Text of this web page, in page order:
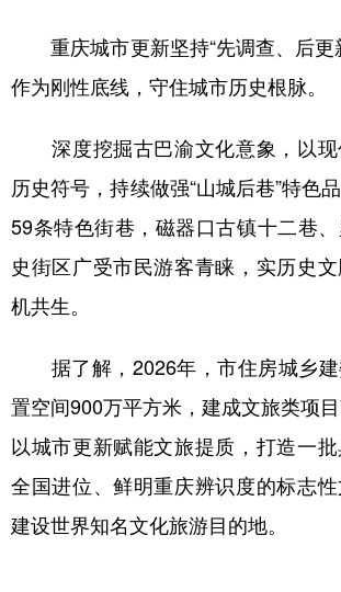
重庆城市更新坚持“先调查、后更
作为刚性底线，守住城市历史根脉。
深度挖掘古巴渝文化意象，以现
历史符号，持续做强“山城后巷”特色
59条特色街巷，磁器口古镇十二巷
史街区广受市民游客青睐，实历史
机共生。
据了解，2026年，市住房城乡建
置空间900万平方米，建成文旅类项
以城市更新赋能文旅提质，打造一批
全国进位、鲜明重庆辨识度的标志
建设世界知名文化旅游目的地。